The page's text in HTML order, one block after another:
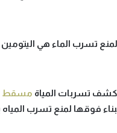
لمنع تسرب الماء هي
تسربات المياة مسقط
فوقها لمنع تسرب